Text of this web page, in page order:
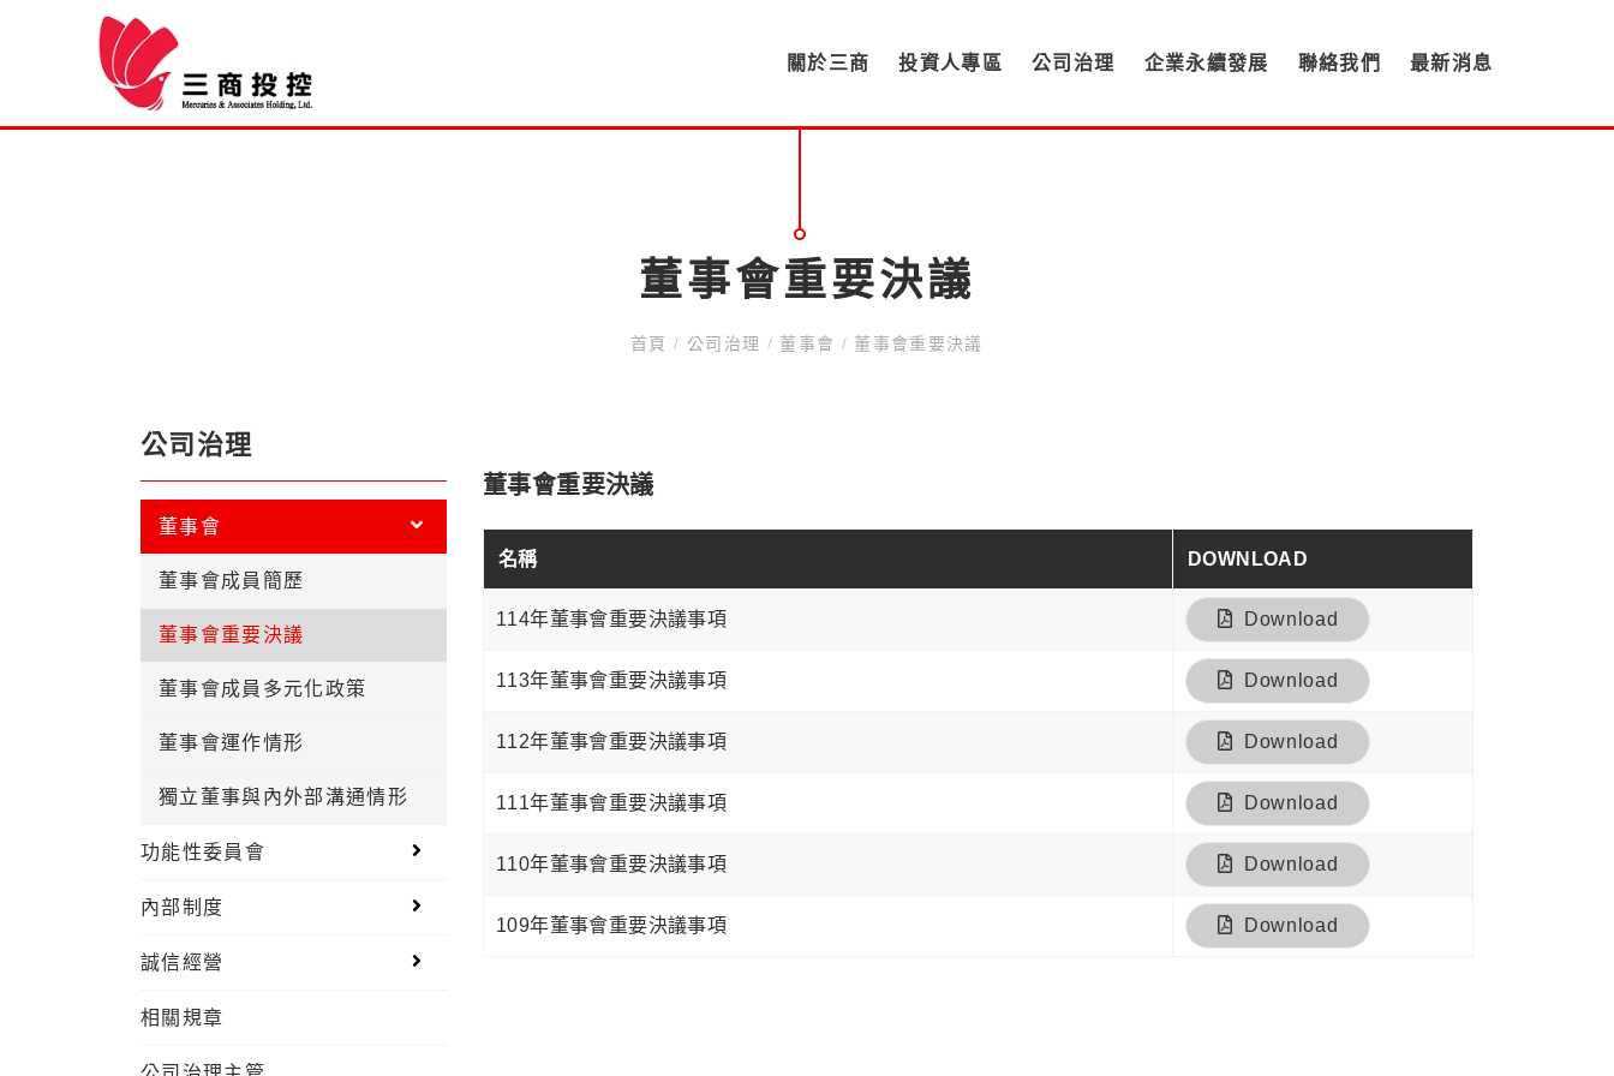
關於三商 投資人專區 公司治理 企業永續發展 聯絡我們 最新消息
董事會重要決議
首頁/ 公司治理 / 董事會 / 董事會重要決議
公司治理
董事會
董事會成員簡歷
董事會重要決議
董事會成員多元化政策
董事會運作情形
獨立董事與內外部溝通情形
功能性委員會
內部制度
誠信經營
相關規章
董事會重要決議
名稱 DOWNLOAD
114年董事會重要決議事項 Download
113年董事會重要決議事項 Download
112年董事會重要決議事項 Download
111年董事會重要決議事項 Download
110年董事會重要決議事項 Download
109年董事會重要決議事項 Download